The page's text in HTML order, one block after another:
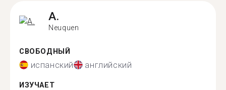
A.
Neuquen
СВОБОДНЫЙ
испанский английский
ИЗУЧАЕТ